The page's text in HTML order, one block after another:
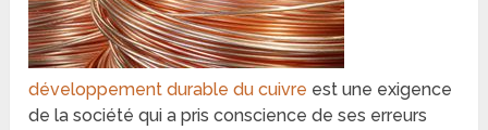
développement durable du cuivre est une exigence
de la société qui a pris conscience de ses erreurs